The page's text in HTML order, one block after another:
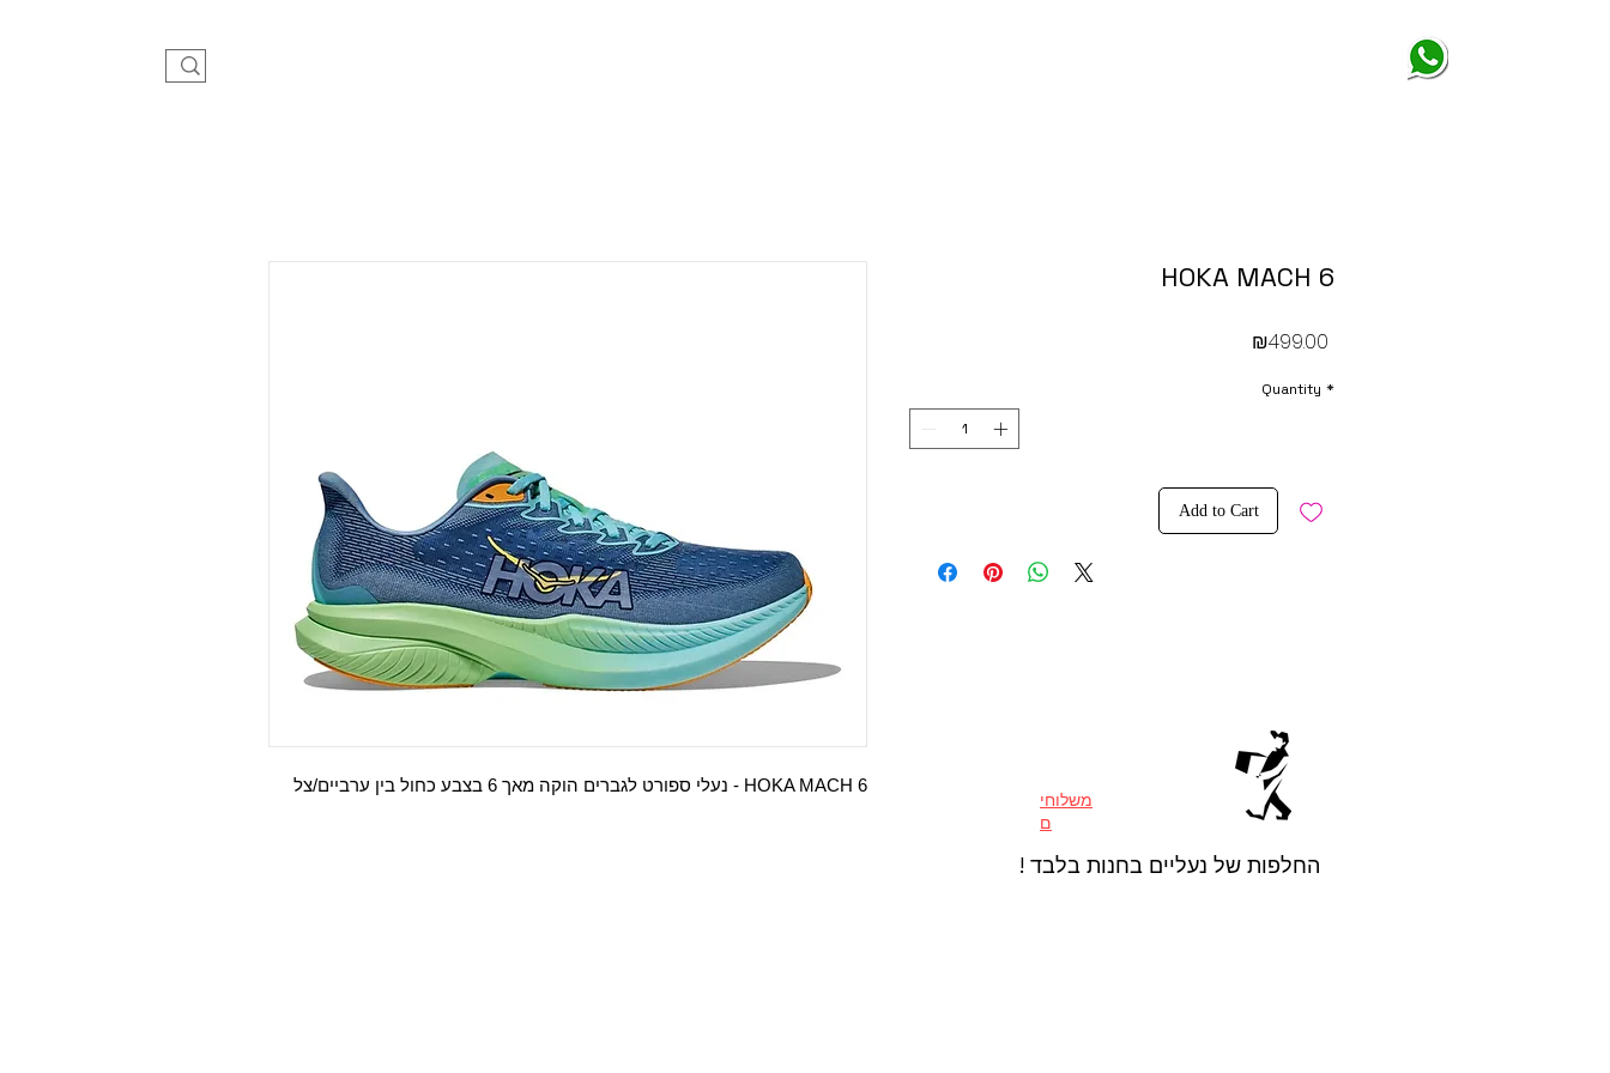
HOKA MACH 6 - נעלי ספורט לגברים הוקה מאך 6 בצבע כחול בין ערביים/צל
HOKA MACH 6
₪499.00
Quantity *
Add to Cart
משלוחי
ם
החלפות של נעליים בחנות בלבד !